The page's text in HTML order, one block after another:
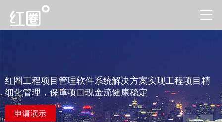
红圈工程项目管理软件系统解决方案实现工程项目精
细化管理，保障项目现金流健康稳定
申请演示